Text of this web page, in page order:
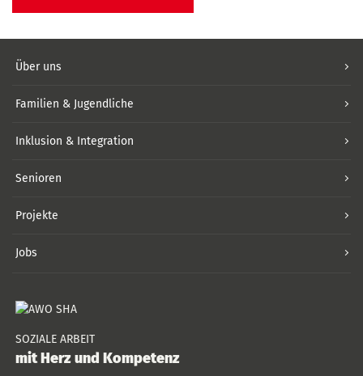
Über uns
Familien & Jugendliche
Inklusion & Integration
Senioren
Projekte
Jobs
SOZIALE ARBEIT
mit Herz und Kompetenz